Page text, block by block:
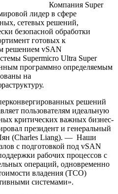
Компания Super
лидер в сфере
сетевых решений,
безопасной обработки
готовых к
решением vSAN
Supermicro Ultra Super
программно определяемым
на
решений
пользователям идеальную
критических важных бизнес-
президент и генеральный
(Charles Liang). — Наши
с подготовкой под vSAN
рабочих процессов с
операций, одновременно
владения (ТСО)
системами».